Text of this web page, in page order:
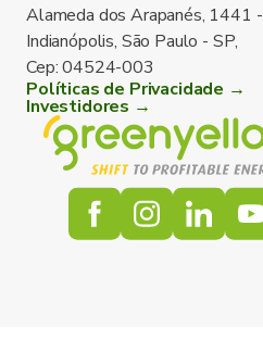
Alameda dos Arapanés, 1441 -
Indianópolis, São Paulo - SP,
Cep: 04524-003
Políticas de Privacidade →
Investidores →